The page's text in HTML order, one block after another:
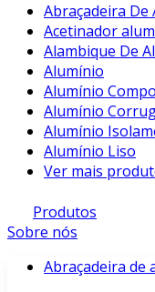
Abraçadeira De
Acetinador
Alambique De
Alumínio
Alumínio
Alumínio
Alumínio
Alumínio Liso
Ver mais
Produtos
Sobre nós
Abraçadeira de